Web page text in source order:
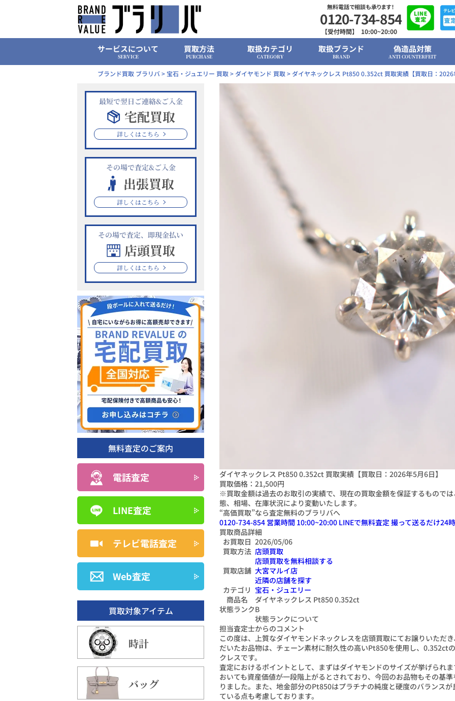
無料電話で相談も承ります！
0120-734-854
【受付時間】 10:00~20:00
サービスについて
SERVICE
買取方法
PURCHASE
取扱カテゴリ
CATEGORY
取扱ブランド
BRAND
偽造品対策
ANTI COUNTERFEIT
ブランド買取 ブラリバ> 宝石・ジュエリー 買取> ダイヤモンド 買取> ダイヤネックレス Pt850 0.352ct 買取実績【買取日：
最短で翌日ご連絡&ご入金
宅配買取
詳しくはこちら
その場で査定&ご入金
出張買取
詳しくはこちら
その場で査定、即現金払い
店頭買取
詳しくはこちら
無料査定のご案内
電話査定
LINE査定
テレビ電話査定
Web査定
買取対象アイテム
時計
バッグ
ダイヤネックレス Pt850 0.352ct 買取実績【買取日：2026年5月6日】
買取価格： 21,500円
※買取金額は過去のお取引の実績で、現在の買取金額を保証するもので
態、相場、在庫状況により変動いたします。
“高価買取”なら査定無料のブラリバへ
0120-734-854 営業時間 10:00~20:00 LINEで無料査定撮って送るだけ24
買取商品詳細
お買取日 2026/05/06
買取方法 店頭買取
店頭買取を無料相談する
買取店舗 大宮マルイ店
近隣の店舗を探す
カテゴリ 宝石・ジュエリー
商品名
ダイヤネックレス Pt850 0.352ct
状態ランクB
状態ランクについて
担当査定士からのコメント
この度は、上質なダイヤモンドネックレスを店頭買取にてお譲りいただ
だいたお品物は、チェーン素材に耐久性の高いPt850を使用し、0.352ct
クレスです。
査定におけるポイントとして、まずはダイヤモンドのサイズが挙げられ
おいても資産価値が一段階上がるとされており、今回のお品物もその基
りました。また、地金部分のPt850はプラチナの純度と硬度のバランス
ている点も考慮しております。